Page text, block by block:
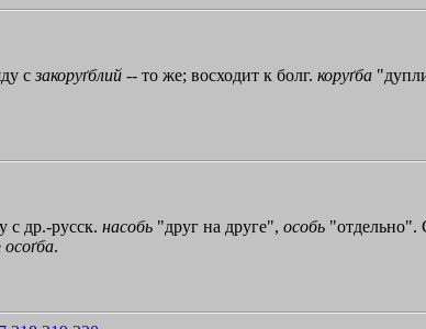
с закоруґблий -- то же; восходит к болг. коруґба
с др.-русск. насобь "друг на друге", особь "отдельно".
осоґба.